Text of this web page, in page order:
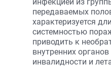
передаваемых
характеризуется
системностью
приводить к
внутренних
инвалидности и